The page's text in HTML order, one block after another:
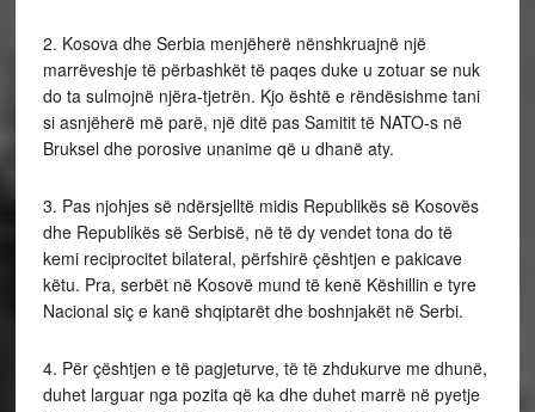
2. Kosova dhe Serbia menjëherë nënshkruajnë një
marrëveshje të përbashkët të paqes duke u zotuar se nuk
do ta sulmojnë njëra-tjetrën. Kjo është e rëndësishme tani
si asnjëherë më parë, një ditë pas Samitit të NATO-s në
Bruksel dhe porosive unanime që u dhanë aty.
3. Pas njohjes së ndërsjelltë midis Republikës së Kosovës
dhe Republikës së Serbisë, në të dy vendet tona do të
kemi reciprocitet bilateral, përfshirë çështjen e pakicave
këtu. Pra, serbët në Kosovë mund të kenë Këshillin e tyre
Nacional siç e kanë shqiptarët dhe boshnjakët në Serbi.
4. Për çështjen e të pagjeturve, të të zhdukurve me dhunë,
duhet larguar nga pozita që ka dhe duhet marrë në pyetje